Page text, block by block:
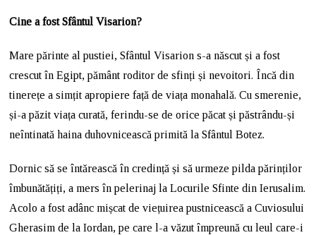
Cine a fost Sfântul Visarion?
Mare părinte al pustiei, Sfântul Visarion s-a născut și a fost
crescut în Egipt, pământ roditor de sfinți și nevoitori. Încă din
tinerețe a simțit apropiere față de viața monahală. Cu smerenie,
și-a păzit viața curată, ferindu-se de orice păcat și păstrându-și
neîntinată haina duhovnicească primită la Sfântul Botez.
Dornic să se întărească în credință și să urmeze pilda părinților
îmbunătățiți, a mers în pelerinaj la Locurile Sfinte din Ierusalim.
Acolo a fost adânc mișcat de viețuirea pustnicească a Cuviosului
Gherasim de la Iordan, pe care l-a văzut împreună cu leul care-i